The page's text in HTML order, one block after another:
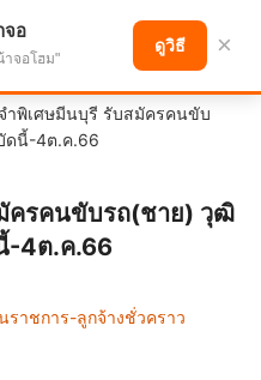
วหน้า
ำพิเศษมีนบุรี รับสมัครคนขับ
ดนี้-4ต.ค.66
ครคนขับรถ(ชาย) วุฒิ
-4ต.ค.66
ราชการ-ลูกจ้างชั่วคราว
จอ
าจอโฮม"
ดูวิธี ×